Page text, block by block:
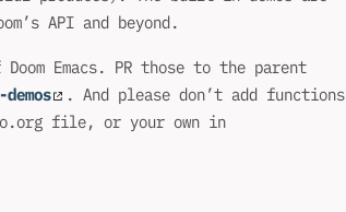
API and beyond.
Emacs. PR those to the parent
. And please don’t add functions
file, or your own in